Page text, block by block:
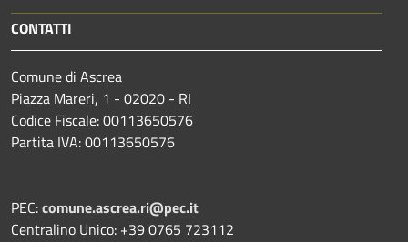
CONTATTI
Comune di Ascrea
Piazza Mareri, 1 - 02020 - RI
Codice Fiscale: 00113650576
Partita IVA: 00113650576
PEC:comune.ascrea.ri@pec.it
Centralino Unico: +39 0765 723112